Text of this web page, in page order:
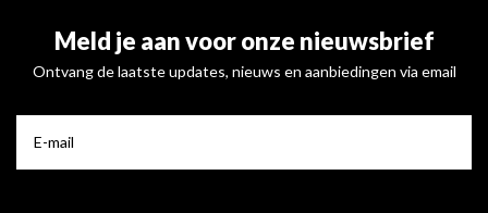
Meld je aan voor onze nieuwsbrief
Ontvang de laatste updates, nieuws en aanbiedingen via email